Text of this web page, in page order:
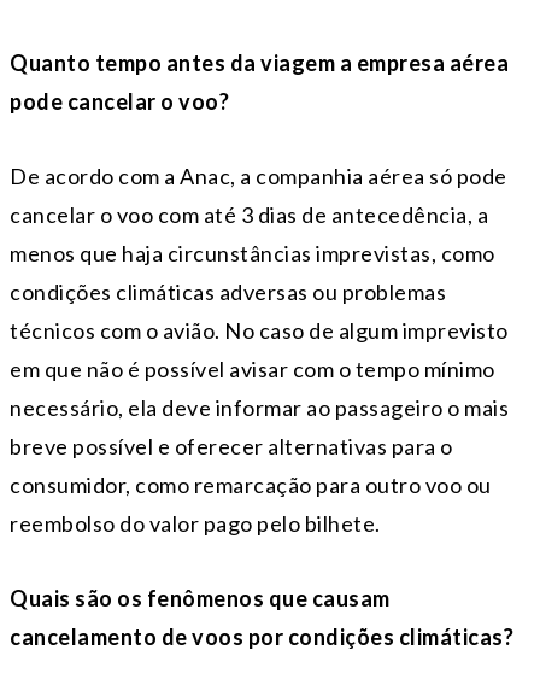
Quanto tempo antes da viagem a empresa aérea
pode cancelar o voo?
De acordo com a Anac, a companhia aérea só pode
cancelar o voo com até 3 dias de antecedência, a
menos que haja circunstâncias imprevistas, como
condições climáticas adversas ou problemas
técnicos com o avião. No caso de algum imprevisto
em que não é possível avisar com o tempo mínimo
necessário, ela deve informar ao passageiro o mais
breve possível e oferecer alternativas para o
consumidor, como remarcação para outro voo ou
reembolso do valor pago pelo bilhete.
Quais são os fenômenos que causam
cancelamento de voos por condições climáticas?